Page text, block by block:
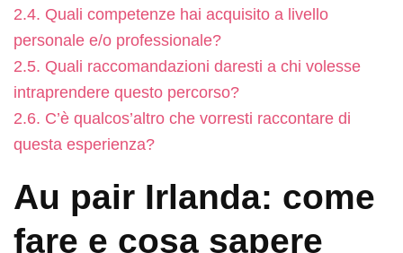
2.4. Quali competenze hai acquisito a livello
personale e/o professionale?
2.5. Quali raccomandazioni daresti a chi volesse
intraprendere questo percorso?
2.6. C’è qualcos’altro che vorresti raccontare di
questa esperienza?
Au pair Irlanda: come
fare e cosa sapere